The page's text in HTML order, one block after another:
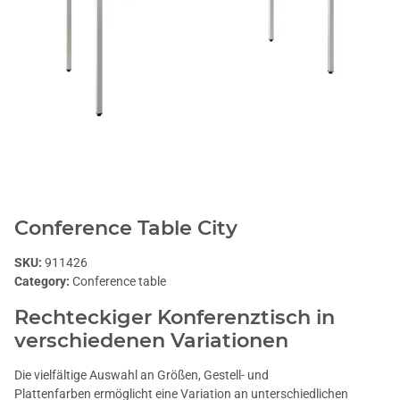
Conference Table City
SKU: 911426
Category: Conference table
Rechteckiger Konferenztisch in
verschiedenen Variationen
Die vielfältige Auswahl an Größen, Gestell- und
Plattenfarben ermöglicht eine Variation an unterschiedlichen